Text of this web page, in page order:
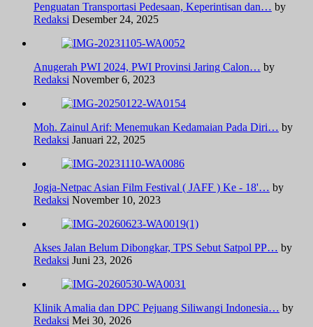
Penguatan Transportasi Pedesaan, Keperintisan dan… by
Redaksi Desember 24, 2025
Anugerah PWI 2024, PWI Provinsi Jaring Calon… by
Redaksi November 6, 2023
Moh. Zainul Arif: Menemukan Kedamaian Pada Diri… by
Redaksi Januari 22, 2025
Jogja-Netpac Asian Film Festival ( JAFF ) Ke - 18'… by
Redaksi November 10, 2023
Akses Jalan Belum Dibongkar, TPS Sebut Satpol PP… by
Redaksi Juni 23, 2026
Klinik Amalia dan DPC Pejuang Siliwangi Indonesia… by
Redaksi Mei 30, 2026